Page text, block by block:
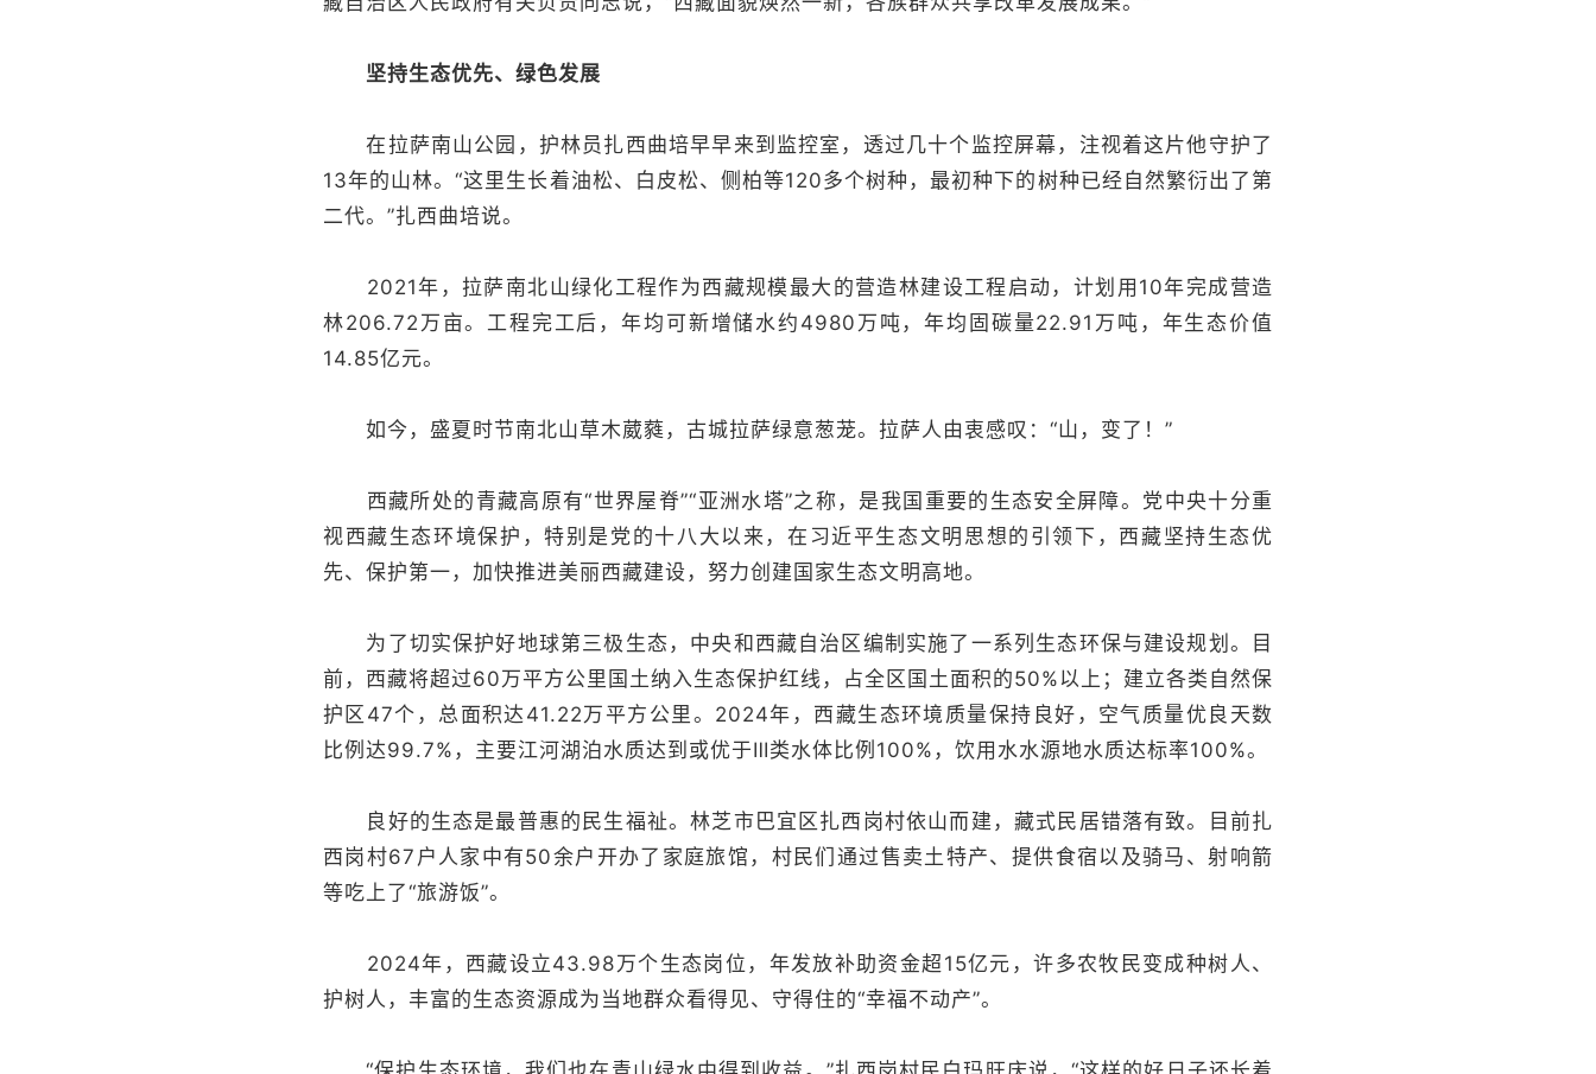
坚持生态优先、绿色发展
在拉萨南山公园，护林员扎西曲培早早来到监控室，透过几十个监控屏幕，注视着这片他守护了
13年的山林。“这里生长着油松、白皮松、侧柏等120多个树种，最初种下的树种已经自然繁衍出了第
二代。”扎西曲培说。
2021年，拉萨南北山绿化工程作为西藏规模最大的营造林建设工程启动，计划用10年完成营造
林206.72万亩。工程完工后，年均可新增储水约4980万吨，年均固碳量22.91万吨，年生态价值
14.85亿元。
如今，盛夏时节南北山草木葳蕤，古城拉萨绿意葱茏。拉萨人由衷感叹：“山，变了！”
西藏所处的青藏高原有“世界屋脊”“亚洲水塔”之称，是我国重要的生态安全屏障。党中央十分重
视西藏生态环境保护，特别是党的十八大以来，在习近平生态文明思想的引领下，西藏坚持生态优
先、保护第一，加快推进美丽西藏建设，努力创建国家生态文明高地。
为了切实保护好地球第三极生态，中央和西藏自治区编制实施了一系列生态环保与建设规划。目
前，西藏将超过60万平方公里国土纳入生态保护红线，占全区国土面积的50%以上；建立各类自然保
护区47个，总面积达41.22万平方公里。2024年，西藏生态环境质量保持良好，空气质量优良天数
比例达99.7%，主要江河湖泊水质达到或优于Ⅲ类水体比例100%，饮用水水源地水质达标率100%。
良好的生态是最普惠的民生福祉。林芝市巴宜区扎西岗村依山而建，藏式民居错落有致。目前扎
西岗村67户人家中有50余户开办了家庭旅馆，村民们通过售卖土特产、提供食宿以及骑马、射响箭
等吃上了“旅游饭”。
2024年，西藏设立43.98万个生态岗位，年发放补助资金超15亿元，许多农牧民变成种树人、
护树人，丰富的生态资源成为当地群众看得见、守得住的“幸福不动产”。